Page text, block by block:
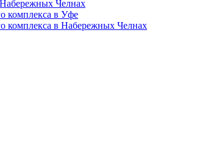
Челнах
комплекса в Уфе
комплекса в Набережных Челнах